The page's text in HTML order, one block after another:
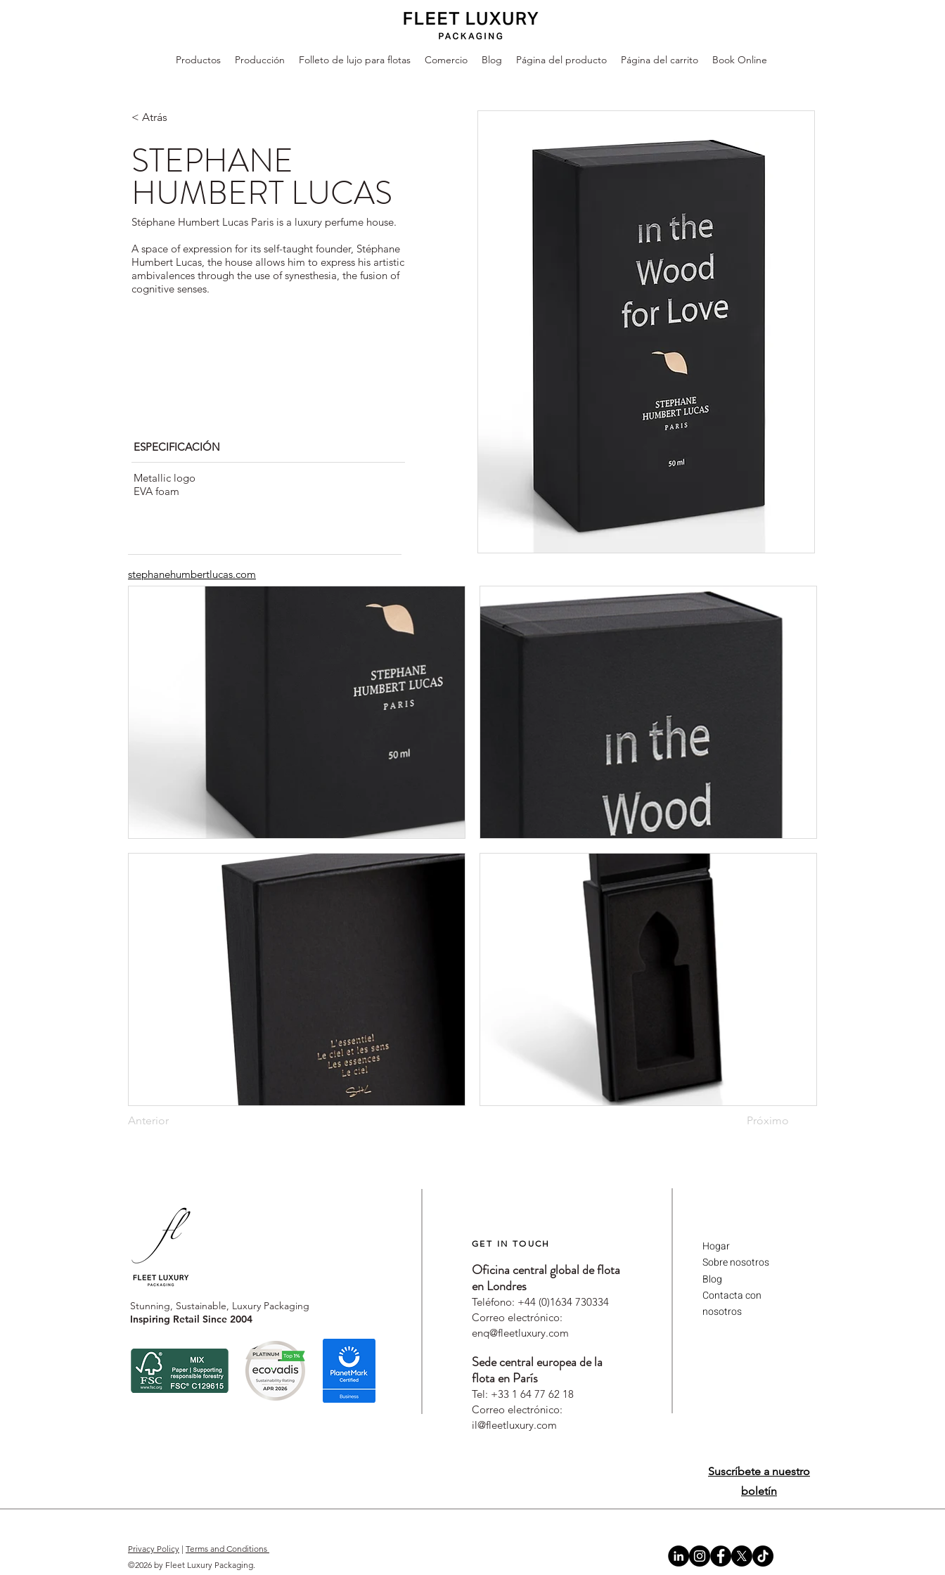
Productos Producción Folleto de lujo para flotas Comercio Blog Página del producto Página del carrito Book Online
< Atrás
STEPHANE
HUMBERT LUCAS
Stéphane Humbert Lucas Paris is a luxury perfume house.
A space of expression for its self-taught founder, Stéphane
Humbert Lucas, the house allows him to express his artistic
ambivalences through the use of synesthesia, the fusion of
cognitive senses.
ESPECIFICACIÓN
Metallic logo
EVA foam
stephanehumbertlucas.com
Anterior Próximo
GET IN TOUCH
Oficina central global de flota
en Londres
Teléfono: +44 (0)1634 730334
Correo electrónico:
enq@fleetluxury.com
Sede central europea de la
flota en París
Tel: +33 1 64 77 62 18
Correo electrónico:
il@fleetluxury.com
Suscríbete a nuestro
boletín
Stunning, Sustainable, Luxury Packaging
Inspiring Retail Since 2004
Hogar
Sobre nosotros
Blog
Contacta con
nosotros
Privacy Policy | Terms and Conditions
©2026 by Fleet Luxury Packaging.